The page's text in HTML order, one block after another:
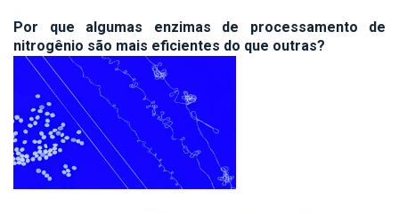
Por que algumas enzimas de processamento de
nitrogênio são mais eficientes do que outras?